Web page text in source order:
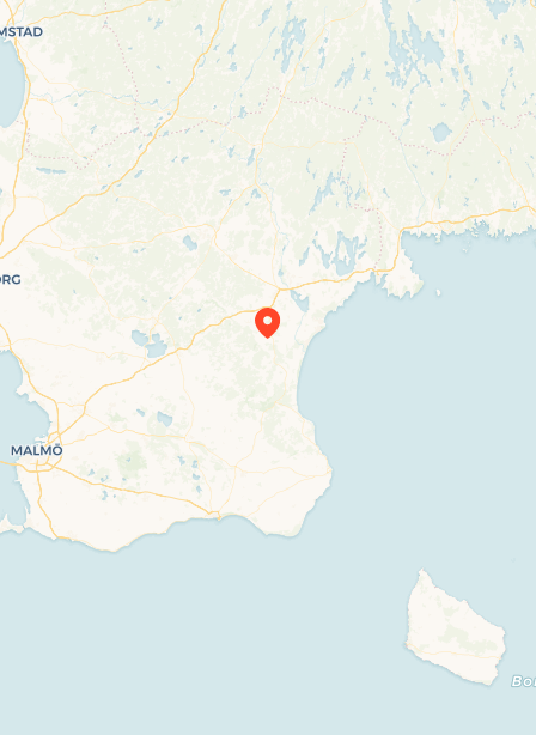
Travelers’ Map is loading…
If you see this after your page is loaded
completely, leafletJS files are missing.